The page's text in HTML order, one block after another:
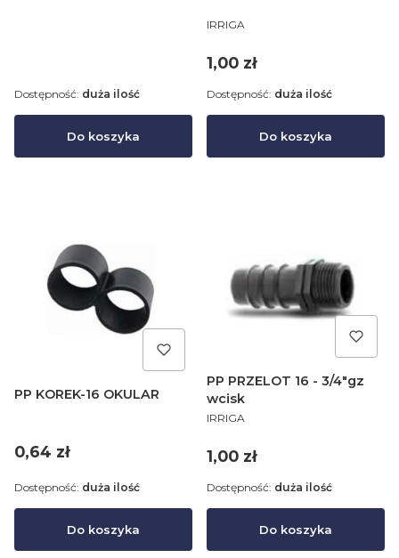
Do koszyka
Dostępność: duża ilość
PRODUCENT
IRRIGA
Cena
1,00 zł
Do koszyka
Dostępność: duża ilość
PP KOREK-16 OKULAR
Cena
0,64 zł
Do koszyka
Dostępność: duża ilość
PP PRZELOT 16 - 3/4"gz
wcisk
PRODUCENT
IRRIGA
Cena
1,00 zł
Do koszyka
Dostępność: duża ilość